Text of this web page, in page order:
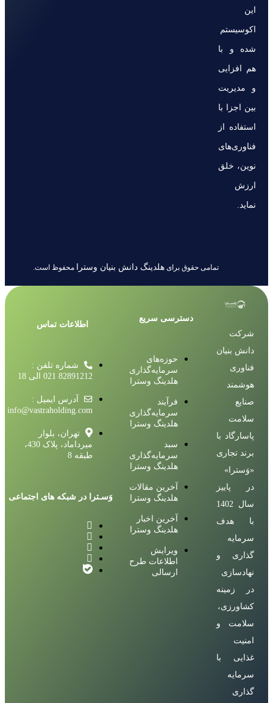
این
اکوسیستم
شده و با
هم افزایی
و مدیریت
بین اجزا با
استفاده از
فناوری‌های
نوین، خلق
ارزش
نماید.
تمامی حقوق برایهلدینگ دانش بنیان وسترا محفوظ است.
شرکت
دانش بنیان
فناوری
هوشمند
صنایع
سلامت
پاسارگاد با
برند تجاری
«وَسترا»
در پاییز
سال 1402
با هدف
سرمایه
گذاری و
نهادسازی
در زمینه
کشاورزی،
سلامت و
امنیت
غذایی با
سرمایه
گذاری
دسترسی سریع
حوزه‌های
سرمایه‌گذاری
هلدینگ وسترا
فرآیند
سرمایه‌گذاری
هلدینگ وسترا
سبد
سرمایه‌گذاری
هلدینگ وسترا
آخرین مقالات
هلدینگ وسترا
آخرین اخبار
هلدینگ وسترا
ویرایش
اطلاعات طرح
ارسالی
اطلاعات تماس
شماره تلفن :
82891212 021 الی 18
آدرس ایمیل :
info@vastraholding.com
تهران، بلوار
میرداماد، پلاک 430،
طبقه 8
وَسـترا در شبکه های اجتماعی